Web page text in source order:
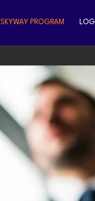
SKYWAY PROGRAM LOG